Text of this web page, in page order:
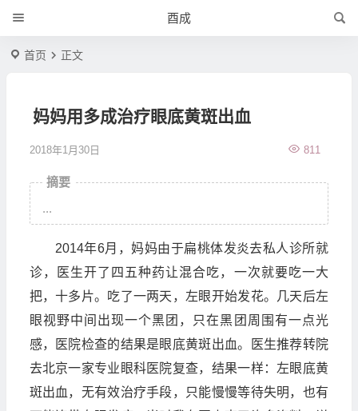
酉成
首页 正文
妈妈用多成治疗眼底黄斑出血
2018年1月30日 811
摘要
...
2014年6月，妈妈由于扁桃体发炎去私人诊所就
诊，医生开了四五种药让混合吃，一次就要吃一大
把，十多片。吃了一两天，左眼开始发花。几天后左
眼视野中间出现一个黑团，只在黑团周围有一点光
感，医院检查的结果是眼底黄斑出血。医生推荐转院
去北京一家专业眼科医院复查，结果一样：左眼底黄
斑出血，无有效治疗手段，只能慢慢等待失明，也有